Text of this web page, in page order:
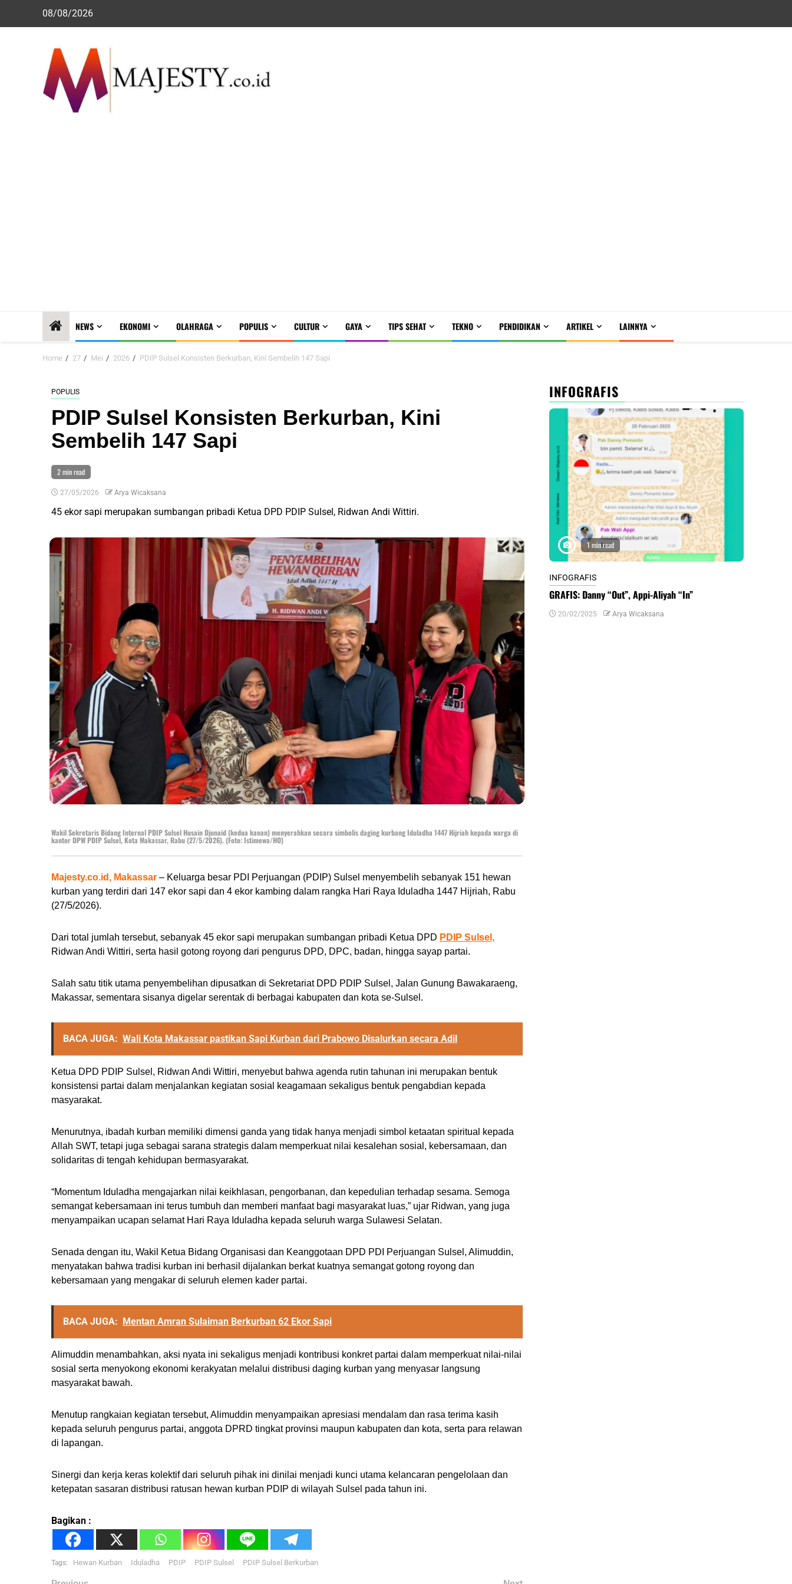
08/08/2026
NEWS EKONOMI OLAHRAGA POPULIS CULTUR GAYA TIPS SEHAT TEKNO PENDIDIKAN ARTIKEL LAINNYA
Home 27 Mei 2026 PDIP Sulsel Konsisten Berkurban, Kini Sembelih 147 Sapi
POPULIS
PDIP Sulsel Konsisten Berkurban, Kini
Sembelih 147 Sapi
2 min read
27/05/2026 Arya Wicaksana
45 ekor sapi merupakan sumbangan pribadi Ketua DPD PDIP Sulsel, Ridwan Andi Wittiri.
Wakil Sekretaris Bidang Internal PDIP Sulsel Husain Djunaid (kedua kanan) menyerahkan secara simbolis daging kurbang Iduladha 1447 Hijriah kepada warga di
kantor DPW PDIP Sulsel, Kota Makassar, Rabu (27/5/2026). (Foto: Istimewa/HO)
Majesty.co.id, Makassar – Keluarga besar PDI Perjuangan (PDIP) Sulsel menyembelih sebanyak 151 hewan
kurban yang terdiri dari 147 ekor sapi dan 4 ekor kambing dalam rangka Hari Raya Iduladha 1447 Hijriah, Rabu
(27/5/2026).
Dari total jumlah tersebut, sebanyak 45 ekor sapi merupakan sumbangan pribadi Ketua DPD PDIP Sulsel,
Ridwan Andi Wittiri, serta hasil gotong royong dari pengurus DPD, DPC, badan, hingga sayap partai.
Salah satu titik utama penyembelihan dipusatkan di Sekretariat DPD PDIP Sulsel, Jalan Gunung Bawakaraeng,
Makassar, sementara sisanya digelar serentak di berbagai kabupaten dan kota se-Sulsel.
BACA JUGA: Wali Kota Makassar pastikan Sapi Kurban dari Prabowo Disalurkan secara Adil
Ketua DPD PDIP Sulsel, Ridwan Andi Wittiri, menyebut bahwa agenda rutin tahunan ini merupakan bentuk
konsistensi partai dalam menjalankan kegiatan sosial keagamaan sekaligus bentuk pengabdian kepada
masyarakat.
Menurutnya, ibadah kurban memiliki dimensi ganda yang tidak hanya menjadi simbol ketaatan spiritual kepada
Allah SWT, tetapi juga sebagai sarana strategis dalam memperkuat nilai kesalehan sosial, kebersamaan, dan
solidaritas di tengah kehidupan bermasyarakat.
“Momentum Iduladha mengajarkan nilai keikhlasan, pengorbanan, dan kepedulian terhadap sesama. Semoga
semangat kebersamaan ini terus tumbuh dan memberi manfaat bagi masyarakat luas,” ujar Ridwan, yang juga
menyampaikan ucapan selamat Hari Raya Iduladha kepada seluruh warga Sulawesi Selatan.
Senada dengan itu, Wakil Ketua Bidang Organisasi dan Keanggotaan DPD PDI Perjuangan Sulsel, Alimuddin,
menyatakan bahwa tradisi kurban ini berhasil dijalankan berkat kuatnya semangat gotong royong dan
kebersamaan yang mengakar di seluruh elemen kader partai.
BACA JUGA: Mentan Amran Sulaiman Berkurban 62 Ekor Sapi
Alimuddin menambahkan, aksi nyata ini sekaligus menjadi kontribusi konkret partai dalam memperkuat nilai-nilai
sosial serta menyokong ekonomi kerakyatan melalui distribusi daging kurban yang menyasar langsung
masyarakat bawah.
Menutup rangkaian kegiatan tersebut, Alimuddin menyampaikan apresiasi mendalam dan rasa terima kasih
kepada seluruh pengurus partai, anggota DPRD tingkat provinsi maupun kabupaten dan kota, serta para relawan
di lapangan.
Sinergi dan kerja keras kolektif dari seluruh pihak ini dinilai menjadi kunci utama kelancaran pengelolaan dan
ketepatan sasaran distribusi ratusan hewan kurban PDIP di wilayah Sulsel pada tahun ini.
Bagikan :
Tags: Hewan Kurban Iduladha PDIP PDIP Sulsel PDIP Sulsel Berkurban
INFOGRAFIS
1 min read
INFOGRAFIS
GRAFIS: Danny “Out”, Appi-Aliyah “In”
20/02/2025 Arya Wicaksana